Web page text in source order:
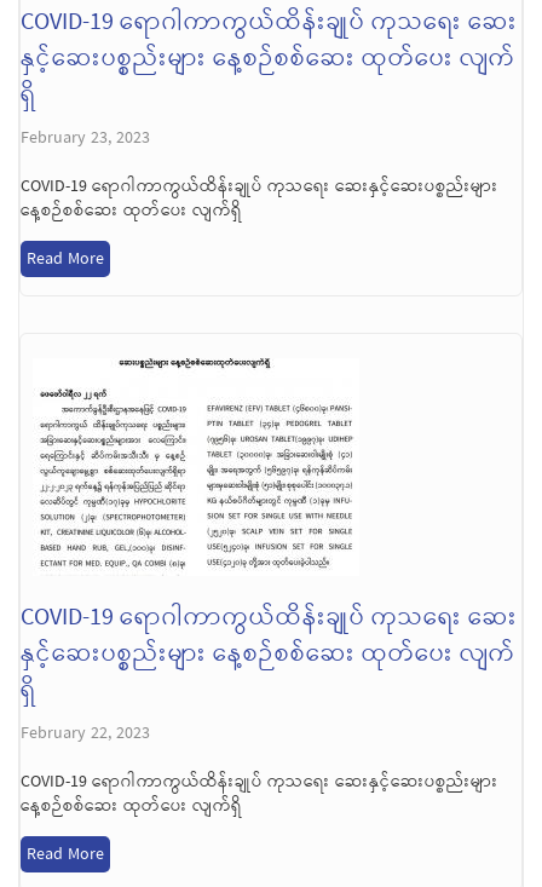
COVID-19 ရောဂါကာကွယ်ထိန်းချုပ် ကုသရေး ဆေး
နှင့်ဆေးပစ္စည်းများ နေ့စဉ်စစ်ဆေး ထုတ်ပေး လျက်
ရှိ
February 23, 2023
COVID-19 ရောဂါကာကွယ်ထိန်းချုပ် ကုသရေး ဆေးနှင့်ဆေးပစ္စည်းများ
နေ့စဉ်စစ်ဆေး ထုတ်ပေး လျက်ရှိ
Read More
COVID-19 ရောဂါကာကွယ်ထိန်းချုပ် ကုသရေး ဆေး
နှင့်ဆေးပစ္စည်းများ နေ့စဉ်စစ်ဆေး ထုတ်ပေး လျက်
ရှိ
February 22, 2023
COVID-19 ရောဂါကာကွယ်ထိန်းချုပ် ကုသရေး ဆေးနှင့်ဆေးပစ္စည်းများ
နေ့စဉ်စစ်ဆေး ထုတ်ပေး လျက်ရှိ
Read More